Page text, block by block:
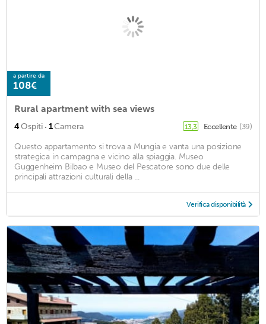
a partire da
108€
Rural apartment with sea views
4Ospiti · 1Camera 13,3 Eccellente (39)
Questo appartamento si trova a Mungia e vanta una posizione
strategica in campagna e vicino alla spiaggia. Museo
Guggenheim Bilbao e Museo del Pescatore sono due delle
principali attrazioni culturali della ...
Verifica disponibilità